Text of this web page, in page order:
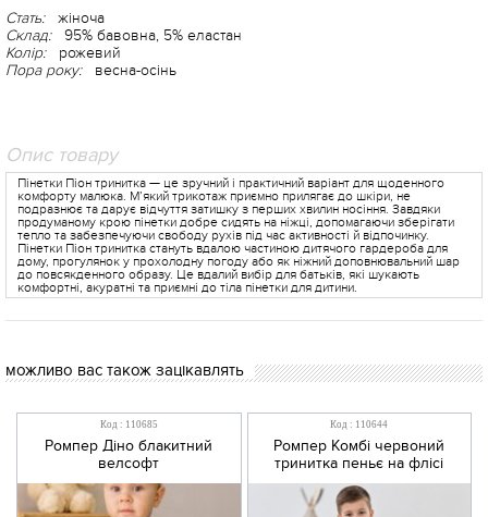
Стать: жіноча
Склад: 95% бавовна, 5% еластан
Колір: рожевий
Пора року: весна-осінь
Опис товару
Пінетки Піон тринитка — це зручний і практичний варіант для щоденного
комфорту малюка. М’який трикотаж приємно прилягає до шкіри, не
подразнює та дарує відчуття затишку з перших хвилин носіння. Завдяки
продуманому крою пінетки добре сидять на ніжці, допомагаючи зберігати
тепло та забезпечуючи свободу рухів під час активності й відпочинку.
Пінетки Піон тринитка стануть вдалою частиною дитячого гардероба для
дому, прогулянок у прохолодну погоду або як ніжний доповнювальний шар
до повсякденного образу. Це вдалий вибір для батьків, які шукають
комфортні, акуратні та приємні до тіла пінетки для дитини.
можливо вас також зацікавлять
Код : 110685
Ромпер Діно блакитний
велсофт
Код : 110644
Ромпер Комбі червоний
тринитка пеньє на флісі